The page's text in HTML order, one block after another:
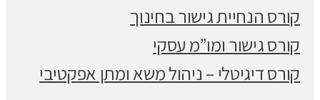
קורס הנחיית גישור בחינוך
קורס גישור ומו”מ עסקי
קורס דיגיטלי – ניהול משא ומתן אפקטיבי